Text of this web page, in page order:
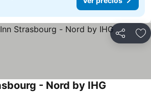
Compartir
- Nord by IHG